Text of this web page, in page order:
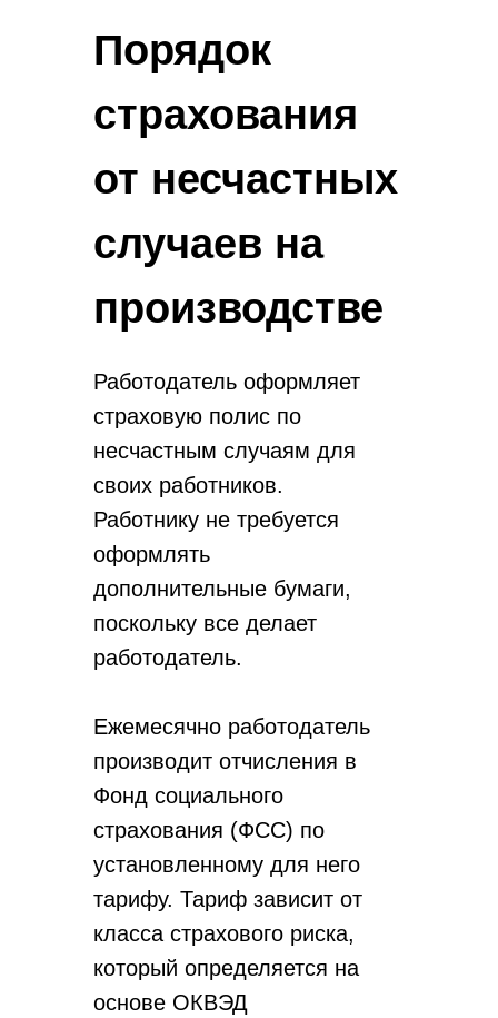
Работодатель оформляет
страховую полис по
несчастным случаям для
своих работников.
Работнику не требуется
оформлять
дополнительные бумаги,
поскольку все делает
работодатель.
Ежемесячно работодатель
производит отчисления в
Фонд социального
страхования (ФСС) по
установленному для него
тарифу. Тариф зависит от
класса страхового риска,
который определяется на
основе ОКВЭД
Порядок
страхования
от несчастных
случаев на
производстве